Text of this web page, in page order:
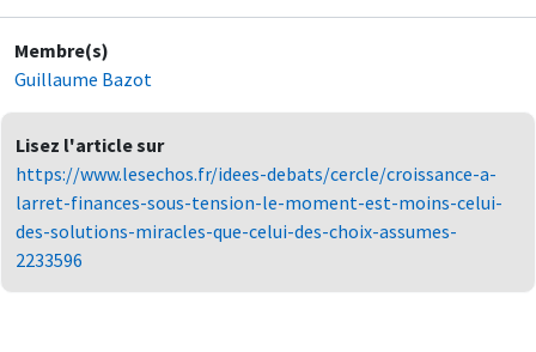
Membre(s)
Guillaume Bazot
Lisez l'article sur
https://www.lesechos.fr/idees-debats/cercle/croissance-a-
larret-finances-sous-tension-le-moment-est-moins-celui-
des-solutions-miracles-que-celui-des-choix-assumes-
2233596